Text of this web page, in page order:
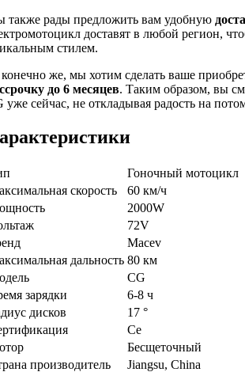
также рады предложить вам удобную
доставят в любой регион,
стилем.
же, мы хотим сделать ваше
до 6 месяцев. Таким образом, вы
уже сейчас, не откладывая радость на
Гоночный мотоцикл
скорость
60 км/ч
2000W
72V
Macev
дальность 80 км
CG
зарядки
6-8 ч
дисков
17 °
Ce
Бесщеточный
производитель
Jiangsu, China